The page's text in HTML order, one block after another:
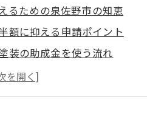
るための泉佐野市の知恵
額に抑える申請ポイント
装の助成金を使う流れ
ュート補助金の併用方法
壁塗装費を減らすコツ